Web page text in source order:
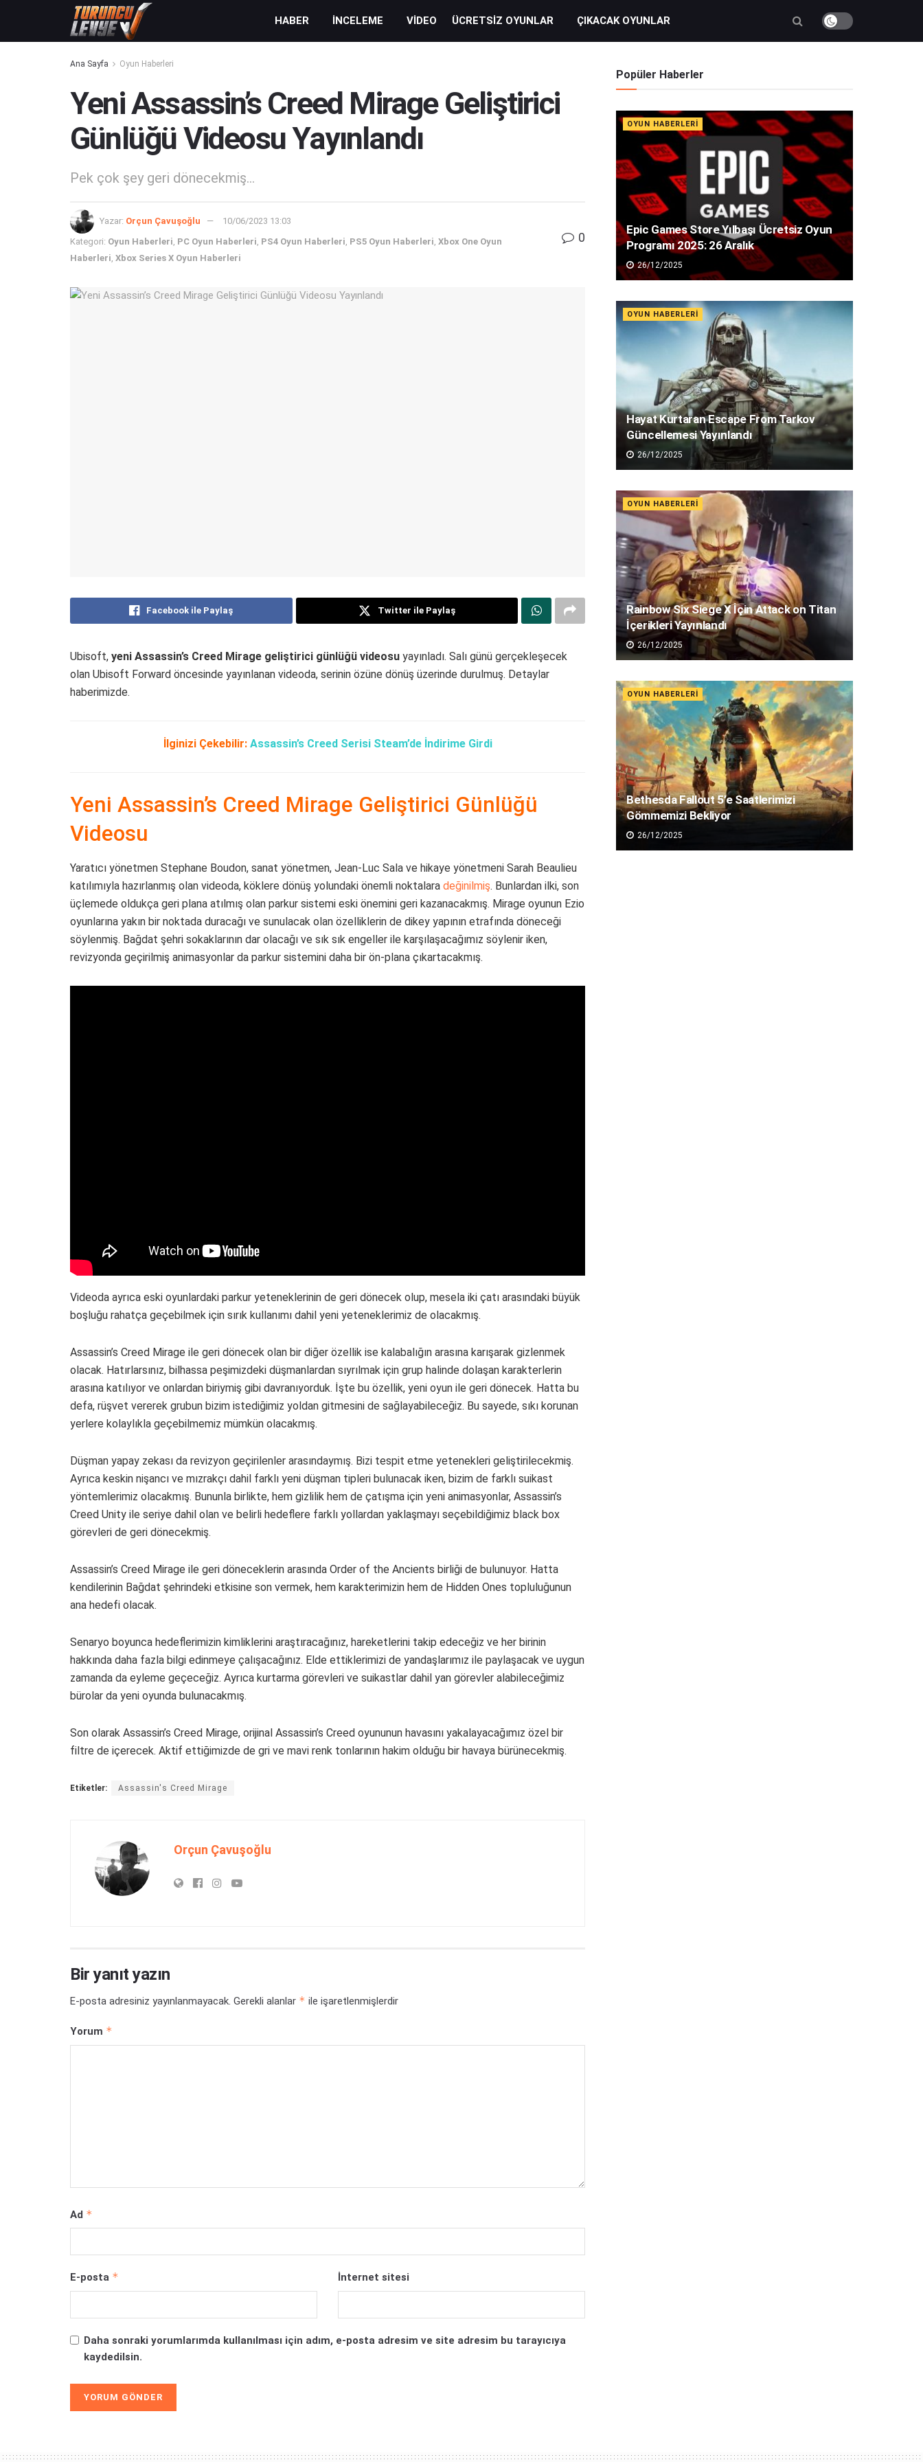
HABER İNCELEME VIDEO ÜCRETSIZ OYUNLAR ÇIKACAK OYUNLAR
Ana Sayfa Oyun Haberleri
Yeni Assassin’s Creed Mirage Geliştirici
Günlüğü Videosu Yayınlandı
Pek çok şey geri dönecekmiş...
Yazar: Orçun Çavuşoğlu 10/06/2023 13:03
Kategori: Oyun Haberleri, PC Oyun Haberleri, PS4 Oyun Haberleri, PS5 Oyun Haberleri, Xbox One Oyun
Haberleri, Xbox Series X Oyun Haberleri
0
Facebook ile Paylaş Twitter ile Paylaş
Ubisoft, yeni Assassin’s Creed Mirage geliştirici günlüğü videosu yayınladı. Salı günü gerçekleşecek
olan Ubisoft Forward öncesinde yayınlanan videoda, serinin özüne dönüş üzerinde durulmuş. Detaylar
haberimizde.
İlginizi Çekebilir: Assassin’s Creed Serisi Steam’de İndirime Girdi
Yeni Assassin’s Creed Mirage Geliştirici Günlüğü
Videosu
Yaratıcı yönetmen Stephane Boudon, sanat yönetmen, Jean-Luc Sala ve hikaye yönetmeni Sarah Beaulieu
katılımıyla hazırlanmış olan videoda, köklere dönüş yolundaki önemli noktalara değinilmiş. Bunlardan ilki, son
üçlemede oldukça geri plana atılmış olan parkur sistemi eski önemini geri kazanacakmış. Mirage oyunun Ezio
oyunlarına yakın bir noktada duracağı ve sunulacak olan özelliklerin de dikey yapının etrafında döneceği
söylenmiş. Bağdat şehri sokaklarının dar olacağı ve sık sık engeller ile karşılaşacağımız söylenir iken,
revizyonda geçirilmiş animasyonlar da parkur sistemini daha bir ön-plana çıkartacakmış.
Videoda ayrıca eski oyunlardaki parkur yeteneklerinin de geri dönecek olup, mesela iki çatı arasındaki büyük
boşluğu rahatça geçebilmek için sırık kullanımı dahil yeni yeteneklerimiz de olacakmış.
Assassin’s Creed Mirage ile geri dönecek olan bir diğer özellik ise kalabalığın arasına karışarak gizlenmek
olacak. Hatırlarsınız, bilhassa peşimizdeki düşmanlardan sıyrılmak için grup halinde dolaşan karakterlerin
arasına katılıyor ve onlardan biriymiş gibi davranıyorduk. İşte bu özellik, yeni oyun ile geri dönecek. Hatta bu
defa, rüşvet vererek grubun bizim istediğimiz yoldan gitmesini de sağlayabileceğiz. Bu sayede, sıkı korunan
yerlere kolaylıkla geçebilmemiz mümkün olacakmış.
Düşman yapay zekası da revizyon geçirilenler arasındaymış. Bizi tespit etme yetenekleri geliştirilecekmiş.
Ayrıca keskin nişancı ve mızrakçı dahil farklı yeni düşman tipleri bulunacak iken, bizim de farklı suikast
yöntemlerimiz olacakmış. Bununla birlikte, hem gizlilik hem de çatışma için yeni animasyonlar, Assassin’s
Creed Unity ile seriye dahil olan ve belirli hedeflere farklı yollardan yaklaşmayı seçebildiğimiz black box
görevleri de geri dönecekmiş.
Assassin’s Creed Mirage ile geri döneceklerin arasında Order of the Ancients birliği de bulunuyor. Hatta
kendilerinin Bağdat şehrindeki etkisine son vermek, hem karakterimizin hem de Hidden Ones topluluğunun
ana hedefi olacak.
Senaryo boyunca hedeflerimizin kimliklerini araştıracağınız, hareketlerini takip edeceğiz ve her birinin
hakkında daha fazla bilgi edinmeye çalışacağınız. Elde ettiklerimizi de yandaşlarımız ile paylaşacak ve uygun
zamanda da eyleme geçeceğiz. Ayrıca kurtarma görevleri ve suikastlar dahil yan görevler alabileceğimiz
bürolar da yeni oyunda bulunacakmış.
Son olarak Assassin’s Creed Mirage, orijinal Assassin’s Creed oyununun havasını yakalayacağımız özel bir
filtre de içerecek. Aktif ettiğimizde de gri ve mavi renk tonlarının hakim olduğu bir havaya bürünecekmiş.
Etiketler: Assassin's Creed Mirage
Orçun Çavuşoğlu
Bir yanıt yazın
E-posta adresiniz yayınlanmayacak. Gerekli alanlar * ile işaretlenmişlerdir
Yorum *
Ad *
E-posta * İnternet sitesi
Daha sonraki yorumlarımda kullanılması için adım, e-posta adresim ve site adresim bu tarayıcıya
kaydedilsin.
Popüler Haberler
OYUN HABERLERI
Epic Games Store Yılbaşı Ücretsiz Oyun
Programı 2025: 26 Aralık
26/12/2025
OYUN HABERLERI
Hayat Kurtaran Escape From Tarkov
Güncellemesi Yayınlandı
26/12/2025
OYUN HABERLERI
Rainbow Six Siege X İçin Attack on Titan
İçerikleri Yayınlandı
26/12/2025
OYUN HABERLERI
Bethesda Fallout 5’e Saatlerimizi
Gömmemizi Bekliyor
26/12/2025